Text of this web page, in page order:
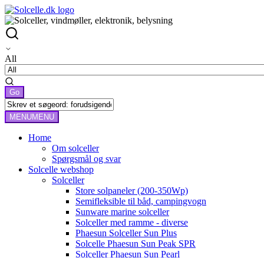
All
MENUMENU
Home
Om solceller
Spørgsmål og svar
Solcelle webshop
Solceller
Store solpaneler (200-350Wp)
Semifleksible til båd, campingvogn
Sunware marine solceller
Solceller med ramme - diverse
Phaesun Solceller Sun Plus
Solcelle Phaesun Sun Peak SPR
Solceller Phaesun Sun Pearl